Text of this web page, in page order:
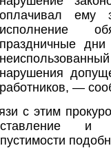
оплачивал ему
исполнение
праздничные
нарушения
работников, —
с этим
и